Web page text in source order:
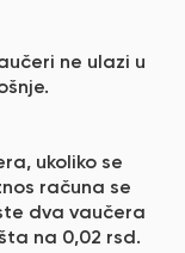
ne ulazi u
ukoliko se
računa se
dva vaučera
na 0,02 rsd.